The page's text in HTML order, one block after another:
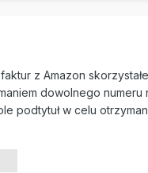
z Amazon
dowolnego
podtytuł w celu